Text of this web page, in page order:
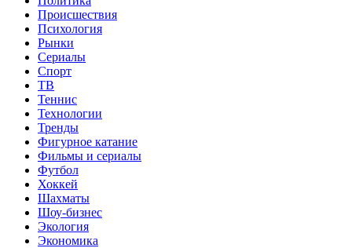
Происшествия
Психология
Рынки
Сериалы
Спорт
ТВ
Теннис
Технологии
Тренды
Фигурное катание
Фильмы и сериалы
Футбол
Хоккей
Шахматы
Шоу-бизнес
Экология
Экономика